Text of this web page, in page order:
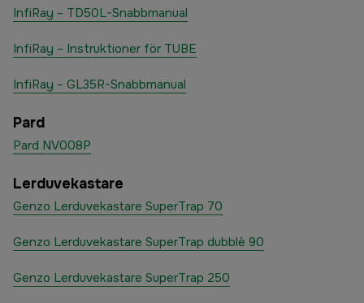
InfiRay – TD50L-Snabbmanual
InfiRay – Instruktioner för TUBE
InfiRay – GL35R-Snabbmanual
Pard
Pard NV008P
Lerduvekastare
Genzo Lerduvekastare SuperTrap 70
Genzo Lerduvekastare SuperTrap dubblè 90
Genzo Lerduvekastare SuperTrap 250